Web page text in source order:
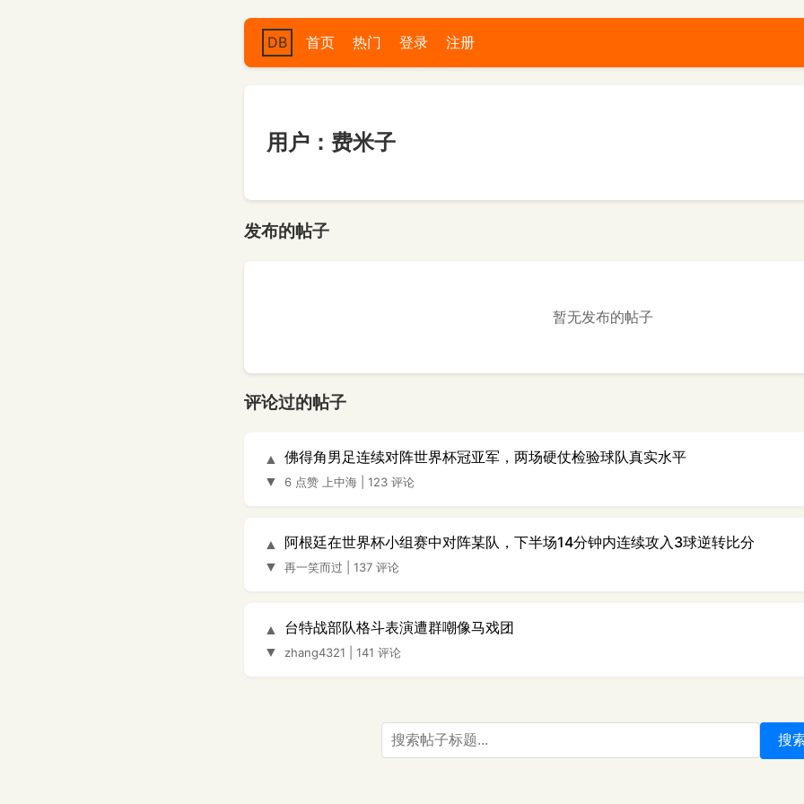
DB 首页 热门 登录 注册
用户：费米子
发布的帖子
暂无发布的帖子
评论过的帖子
▲
▼
佛得角男足连续对阵世界杯冠亚军，两场硬仗检验球队真实水平
6 点赞 上中海 123 评论
▲
▼
阿根廷在世界杯小组赛中对阵某队，下半场14分钟内连续攻入3球逆转比分
再一笑而过 137 评论
▲
▼
台特战部队格斗表演遭群嘲像马戏团
zhang4321 141 评论
搜